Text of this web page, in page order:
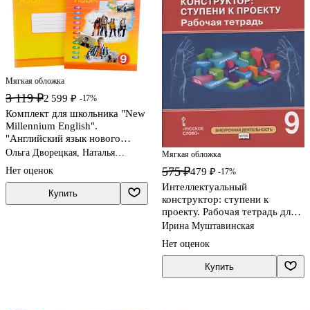
Мягкая обложка
3 119 ₽2 599 ₽ -17%
Комплект для школьника "New
Millennium English".
"Английский язык нового
тысячелетия". 9 класс.
Ольга Дворецкая, Наталья
Нет оценок
Купить
Мягкая обложка
575 ₽479 ₽ -17%
Интеллектуальный
конструктор: ступени к
проекту. Рабочая тетрадь для 9
класса общеобразовательных
Ирина Муштавинская
Нет оценок
Купить